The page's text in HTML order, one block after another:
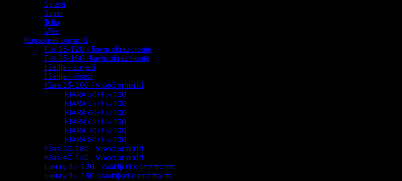
Splash
Super
Tulia
Viva
Kupaonski ormarići
Flat 35-120 - Ravni obrez fronte
Flat 35-180 -Ravni obrez fronte
I Serija - stojeći
I Serija - viseći
Kiara 15-100 - Viseći ormarići
KIARA 50/15/100
KIARA 55/15/100
KIARA 60/15/100
KIARA 65/15/100
KIARA 70/15/100
KIARA 80/15/100
Kiara 30-180 - Viseći ormarići
Kiara 40-150 - Viseći ormarići
Luxury 35-120 - Zaobljeni obrez fronte
Luxury 35-180 -Zaobljeni obrez fronte